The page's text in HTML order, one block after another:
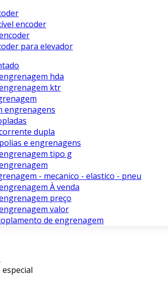
encoder
para elevador
hda
ktr
engrenagens
dupla
e engrenagens
tipo g
- mecanico - elastico - pneu
À venda
preço
valor
de engrenagem
especial